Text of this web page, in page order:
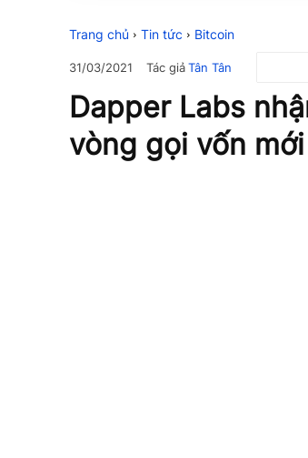
Trang chủ Tin tức Bitcoin
31/03/2021 Tác giảTân Tân
Dapper Labs
vòng gọi vốn mới